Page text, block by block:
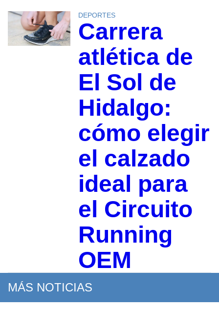
DEPORTES
Carrera
atlética de
El Sol de
Hidalgo:
cómo elegir
el calzado
ideal para
el Circuito
Running
OEM
MÁS NOTICIAS